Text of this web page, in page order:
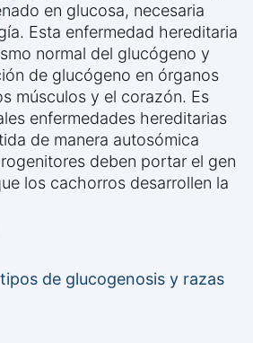
en glucosa, necesaria
Esta enfermedad hereditaria
normal del glucógeno y
de glucógeno en órganos
músculos y el corazón. Es
enfermedades hereditarias
de manera autosómica
deben portar el gen
los cachorros desarrollen la
de glucogenosis y razas